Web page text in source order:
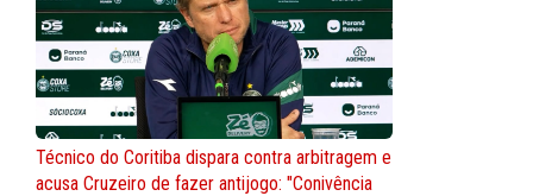
Técnico do Coritiba dispara contra arbitragem e
acusa Cruzeiro de fazer antijogo: "Conivência